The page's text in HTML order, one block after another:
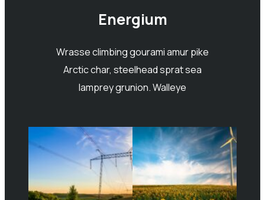
Energium
Wrasse climbing gourami amur pike
Arctic char, steelhead sprat sea
lamprey grunion. Walleye